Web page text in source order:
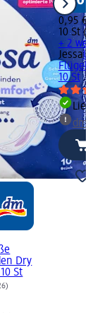
Dry
St
0,95 €
10 St
+ 2
Jessa
Flügeln
10 St
dm